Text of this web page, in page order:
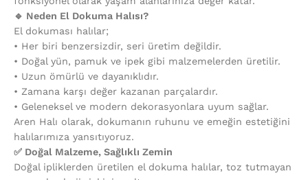
🔹 Neden El Dokuma Halısı?
El dokuması halılar;
•⁠ ⁠Her biri benzersizdir, seri üretim değildir.
•⁠ ⁠Doğal yün, pamuk ve ipek gibi malzemelerden üretilir.
•⁠ ⁠Uzun ömürlü ve dayanıklıdır.
•⁠ ⁠Zamana karşı değer kazanan parçalardır.
•⁠ ⁠Geleneksel ve modern dekorasyonlara uyum sağlar.
Aren Halı olarak, dokumanın ruhunu ve emeğin estetiğini
halılarımıza yansıtıyoruz.
✅ Doğal Malzeme, Sağlıklı Zemin
Doğal ipliklerden üretilen el dokuma halılar, toz tutmayan